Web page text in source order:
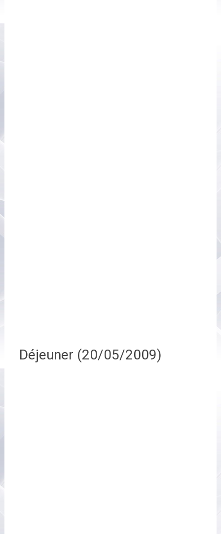
Déjeuner (20/05/2009)